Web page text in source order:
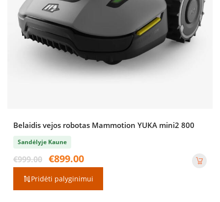
Belaidis vejos robotas Mammotion YUKA mini2 800
Sandėlyje Kaune
€999.00
Original
price
was:
€999.00.
€899.00Current
Pridėti palyginimui